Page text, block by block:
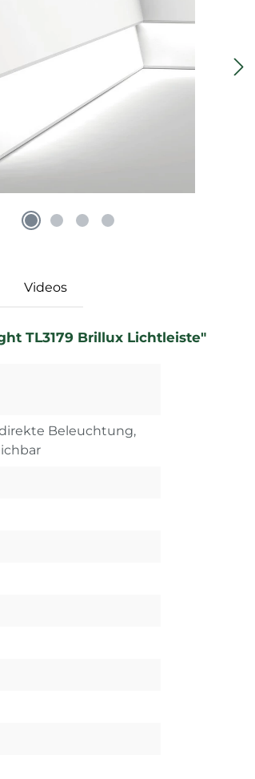
Videos
TL3179 Brillux Lichtleiste"
Beleuchtung,